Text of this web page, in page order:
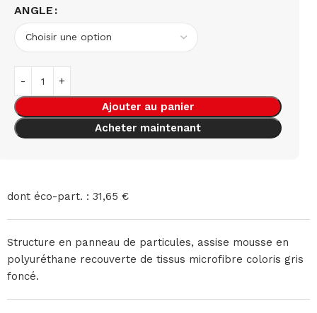
ANGLE
Ajouter au panier
Acheter maintenant
dont éco-part. : 31,65 €
Structure en panneau de particules, assise mousse en
polyuréthane recouverte de tissus microfibre coloris gris
foncé.